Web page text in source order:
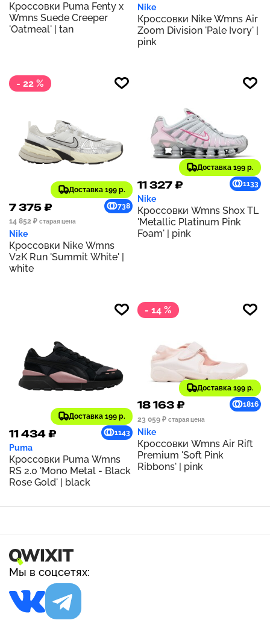
Кроссовки Puma Fenty x
Wmns Suede Creeper
'Oatmeal' | tan
Nike
Кроссовки Nike Wmns Air
Zoom Division 'Pale Ivory' |
pink
- 22 %
Доставка 199 р.
7 375 ₽
738
14 852 ₽ старая цена
Nike
Кроссовки Nike Wmns
V2K Run 'Summit White' |
white
Доставка 199 р.
11 327 ₽ 1133
Nike
Кроссовки Wmns Shox TL
'Metallic Platinum Pink
Foam' | pink
Доставка 199 р.
11 434 ₽ 1143
Puma
Кроссовки Puma Wmns
RS 2.0 'Mono Metal - Black
Rose Gold' | black
- 14 %
Доставка 199 р.
18 163 ₽
1816
23 059 ₽ старая цена
Nike
Кроссовки Wmns Air Rift
Premium 'Soft Pink
Ribbons' | pink
Мы в соцсетях: